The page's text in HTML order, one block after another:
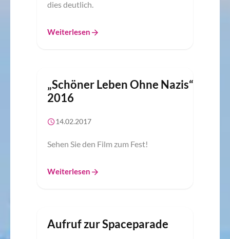
dies deutlich.
Weiterlesen
„Schöner Leben Ohne Nazis“
2016
14.02.2017
Sehen Sie den Film zum Fest!
Weiterlesen
Aufruf zur Spaceparade